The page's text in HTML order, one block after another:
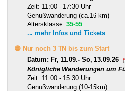
Zeit: 11:00 - 17:30 Uhr
Genußwanderung (ca.16 km)
Altersklasse: 35-55
... mehr Infos und Tickets
🟡 Nur noch 3 TN bis zum Start
Datum: Fr, 11.09.- So, 13.09.26
Königliche Wanderungen um
Zeit: 11:00 - 15:30 Uhr
Genußwanderung (10-15km)